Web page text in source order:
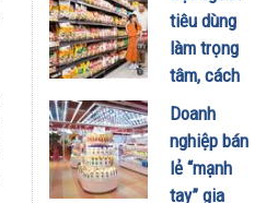
tiếp
05/02/2025
năm 2024,
Masan
MEATLife
nhuận sau
thuế cả quý
dương
tiêu dùng
làm trọng
tâm, cách
sinh lời
bền vững
30/08/2024
Doanh
nghiệp bán
lẻ “mạnh
tay” gia